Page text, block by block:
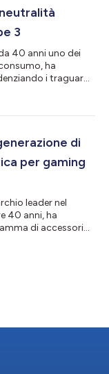
Belkin, offrendo ai
3
40 anni uno dei
ha
i traguardi
continua a
e della di
per gaming
leader nel
40 anni, ha
di accessori
un adattatore
e una custodia